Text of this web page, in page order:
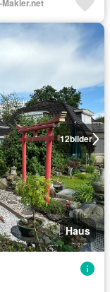
12bilder
Haus